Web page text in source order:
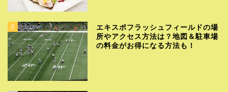
3
エキスポフラッシュフィールドの場
所やアクセス方法は？地図＆駐車場
の料金がお得になる方法も！